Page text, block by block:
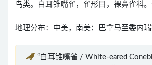
鸟类。白耳锥嘴雀，雀形目，裸鼻雀科。
地理分布：中美，南美：巴拿马至委内
“白耳锥嘴雀 / White-eared